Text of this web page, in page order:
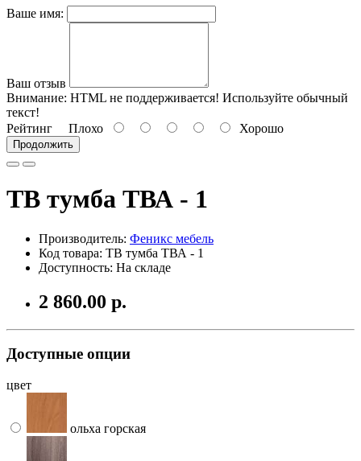
Ваше имя:
Ваш отзыв
Внимание: HTML не поддерживается! Используйте обычный
текст!
Рейтинг Плохо Хорошо
Продолжить
ТВ тумба ТВА - 1
Производитель: Феникс мебель
Код товара: ТВ тумба ТВА - 1
Доступность: На складе
2 860.00 р.
Доступные опции
цвет
ольха горская